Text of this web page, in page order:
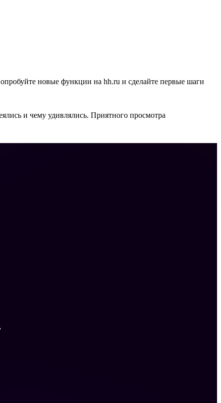
новые функции на hh.ru и сделайте первые шаги
и чему удивлялись. Приятного просмотра